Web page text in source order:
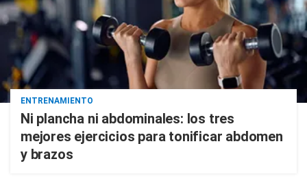
ENTRENAMIENTO
Ni plancha ni abdominales: los tres
mejores ejercicios para tonificar abdomen
y brazos